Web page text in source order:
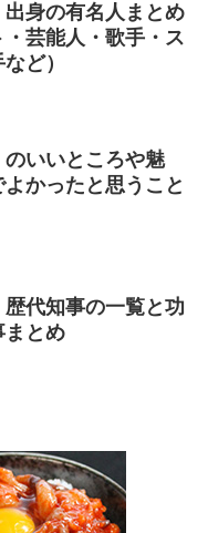
出身の有名人まとめ
・芸能人・歌手・ス
ど）
のいいところや魅
かったと思うこと
歴代知事の一覧と功
まとめ